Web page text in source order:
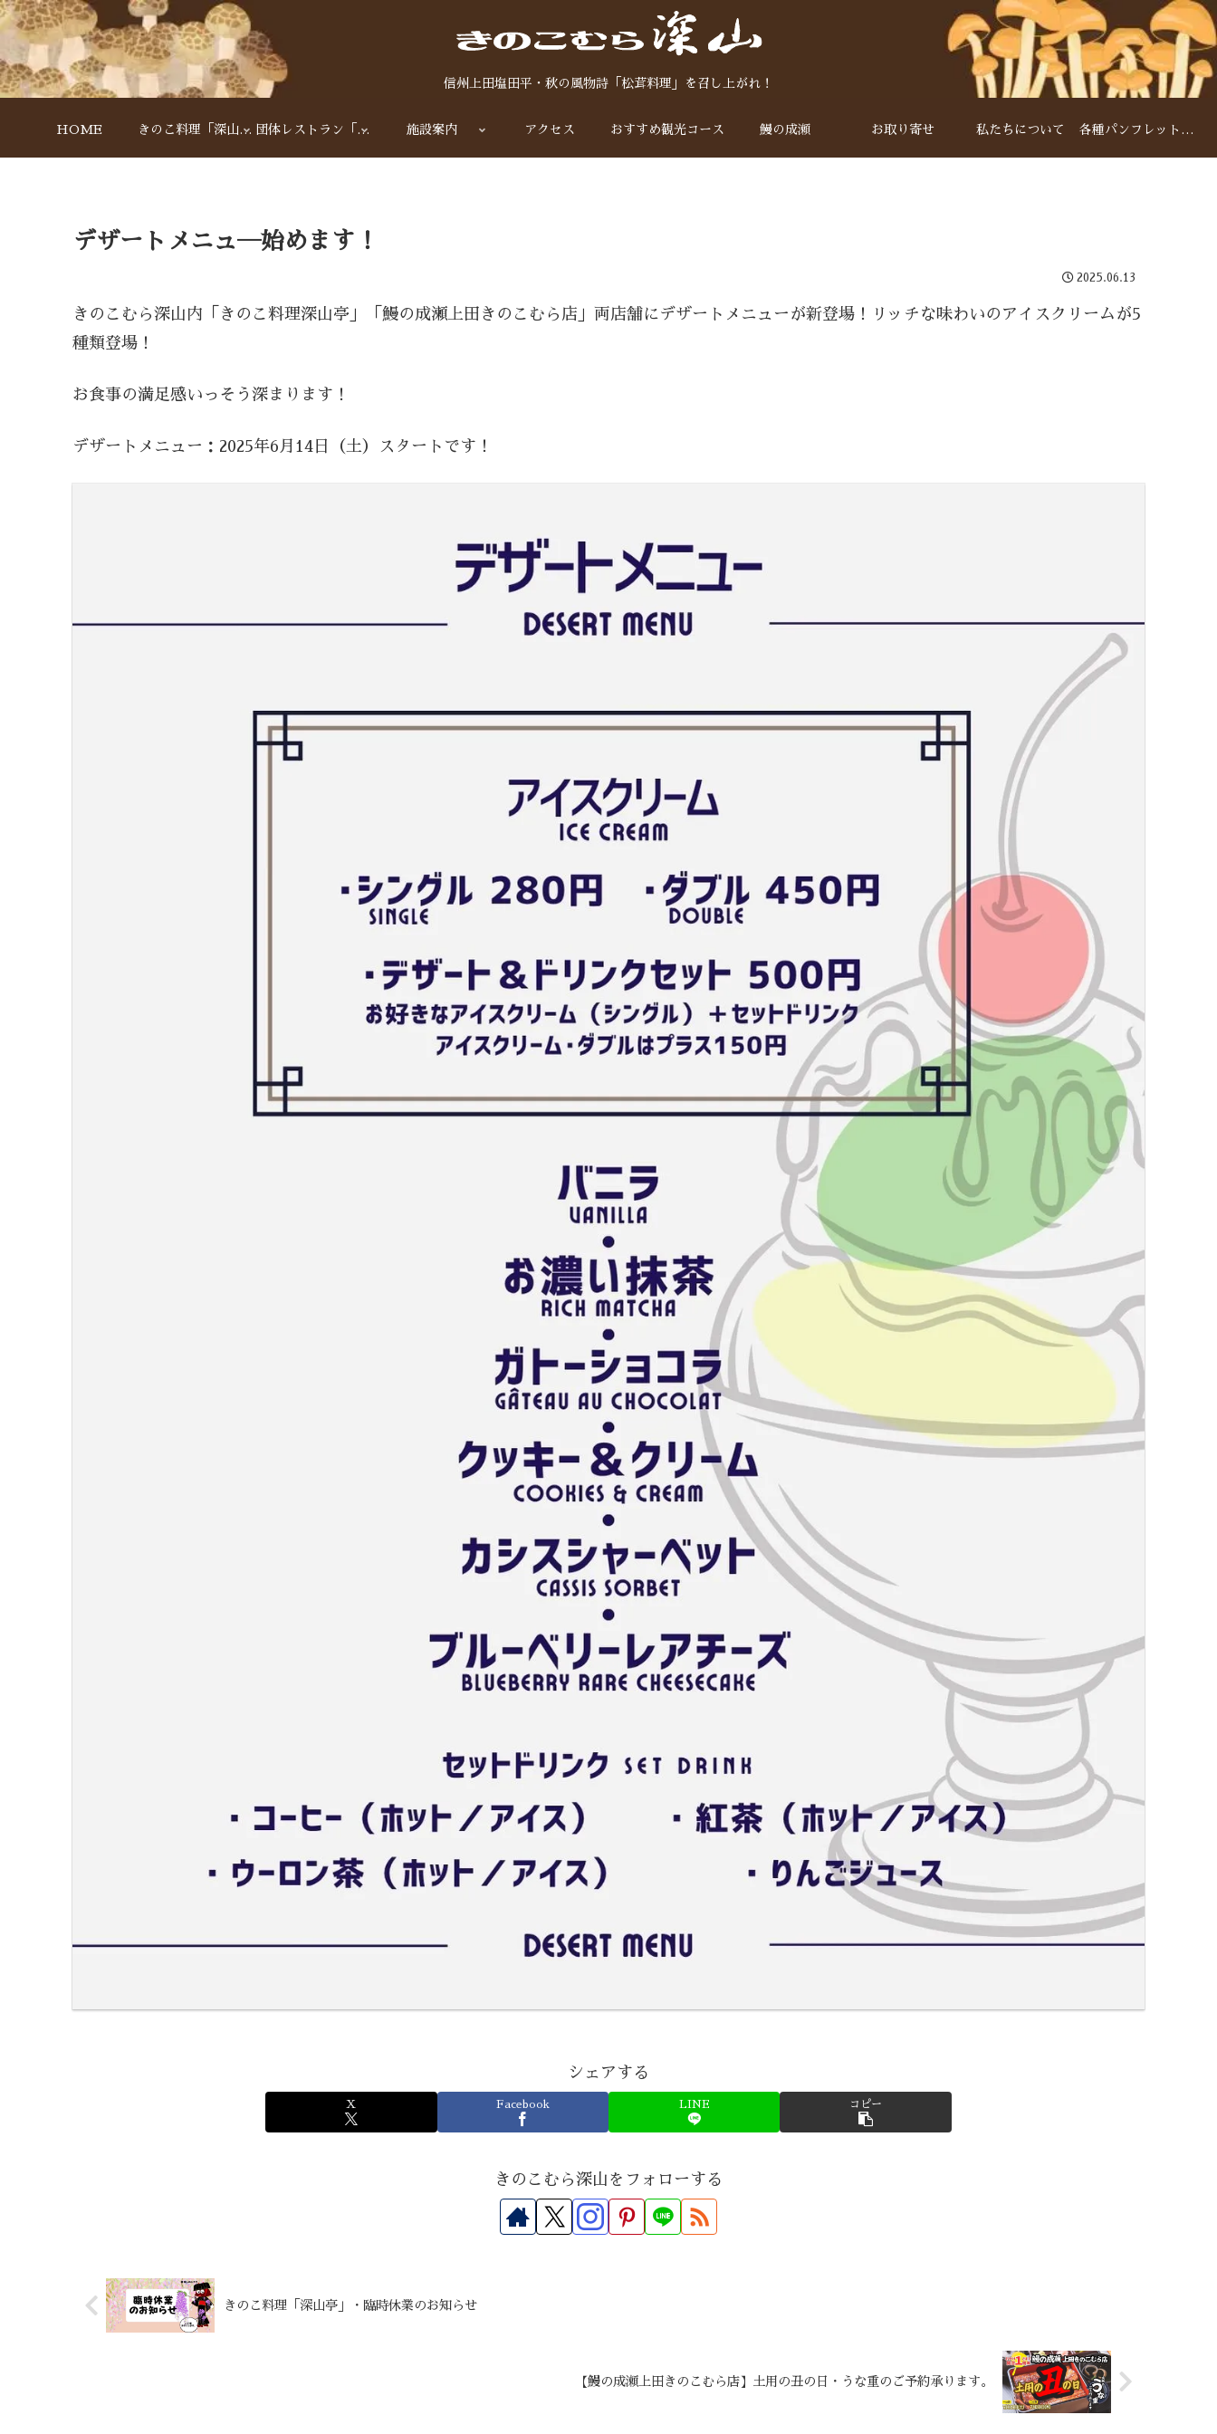
信州上田塩田平・秋の風物詩「松茸料理」を召し上がれ！
HOME きのこ料理「深山亭」 団体レストラン「アルペン」 施設案内 アクセス おすすめ観光コース 鰻の成瀬 お取り寄せ 私たちについて 各種パンフレットダウンロード
デザートメニュ―始めます！
2025.06.13
きのこむら深山内「きのこ料理深山亭」「鰻の成瀬上田きのこむら店」両店舗にデザートメニューが新登場！リッチな味わいのアイスクリームが5
種類登場！
お食事の満足感いっそう深まります！
デザートメニュー：2025年6月14日（土）スタートです！
シェアする
X Facebook LINE コピー
きのこむら深山をフォローする
きのこ料理「深山亭」・臨時休業のお知らせ
【鰻の成瀬上田きのこむら店】土用の丑の日・うな重のご予約承ります。